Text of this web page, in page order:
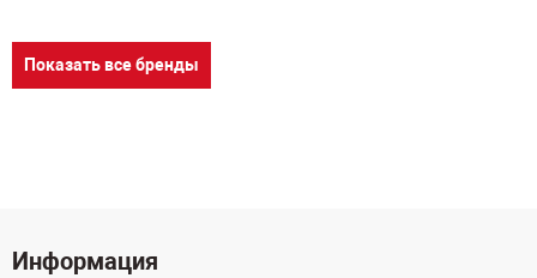
Показать все бренды
Информация